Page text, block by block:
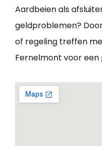
Aardbeien als
geldproblemen?
of regeling treffen
Fernelmont voor een